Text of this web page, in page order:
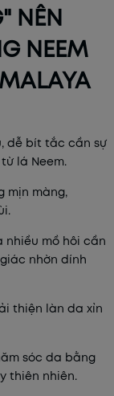
NÊN
NEEM
dễ bít tắc cần sự
lá Neem.
mịn màng,
nhiều mồ hôi cần
nhờn dính
thiện làn da xỉn
sóc da bằng
thiên nhiên.